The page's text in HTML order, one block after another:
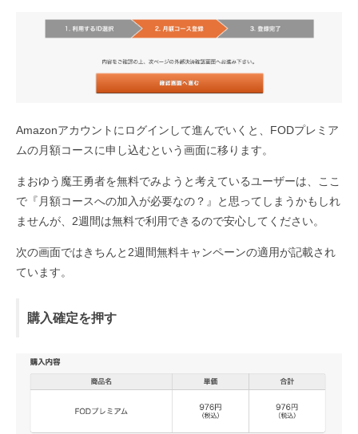
Amazonアカウントにログインして進んでいくと、FODプレミア
ムの月額コースに申し込むという画面に移ります。
まおゆう魔王勇者を無料でみようと考えているユーザーは、ここ
で『月額コースへの加入が必要なの？』と思ってしまうかもしれ
ませんが、2週間は無料で利用できるので安心してください。
次の画面ではきちんと2週間無料キャンペーンの適用が記載され
ています。
購入確定を押す